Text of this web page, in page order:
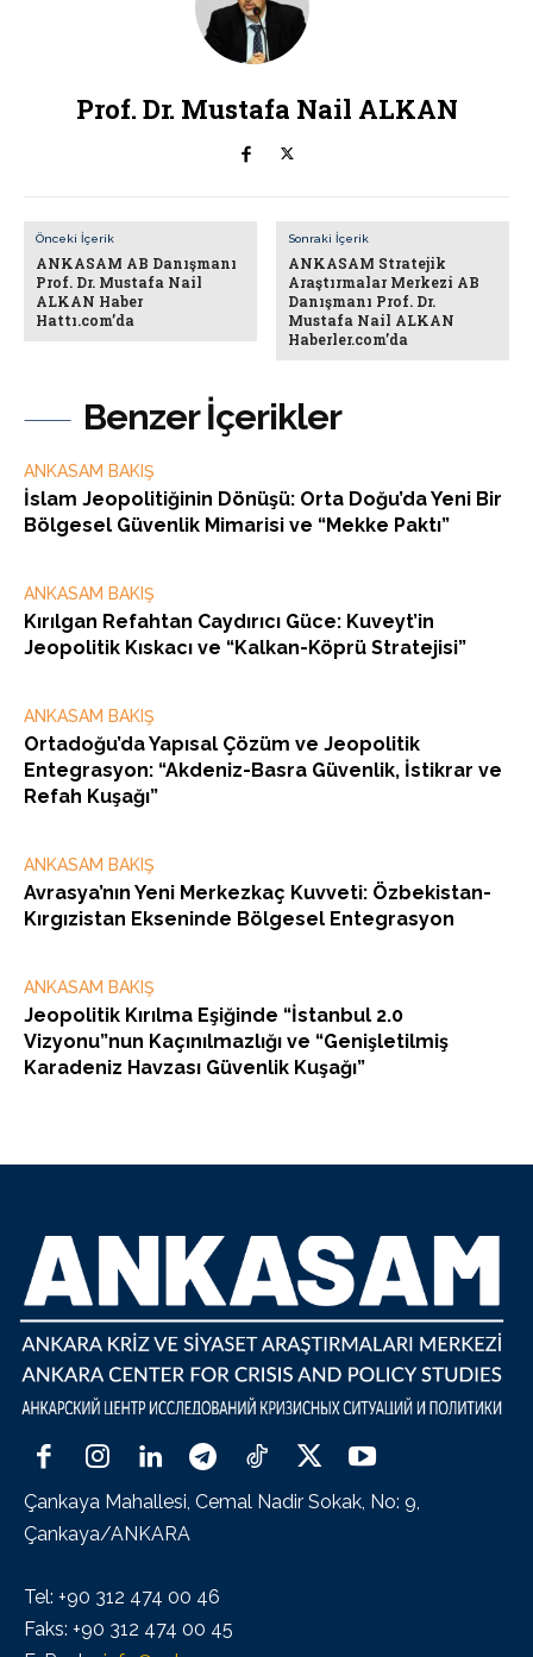
Benzer İçerikler
ANKASAM BAKIŞ
İslam Jeopolitiğinin Dönüşü: Orta Doğu’da Yeni Bir
Bölgesel Güvenlik Mimarisi ve “Mekke Paktı”
ANKASAM BAKIŞ
Kırılgan Refahtan Caydırıcı Güce: Kuveyt’in
Jeopolitik Kıskacı ve “Kalkan-Köprü Stratejisi”
ANKASAM BAKIŞ
Ortadoğu’da Yapısal Çözüm ve Jeopolitik
Entegrasyon: “Akdeniz-Basra Güvenlik, İstikrar ve
Refah Kuşağı”
ANKASAM BAKIŞ
Avrasya’nın Yeni Merkezkaç Kuvveti: Özbekistan-
Kırgızistan Ekseninde Bölgesel Entegrasyon
ANKASAM BAKIŞ
Jeopolitik Kırılma Eşiğinde “İstanbul 2.0
Vizyonu”nun Kaçınılmazlığı ve “Genişletilmiş
Karadeniz Havzası Güvenlik Kuşağı”
Prof. Dr. Mustafa Nail ALKAN
Önceki İçerik
ANKASAM AB Danışmanı
Prof. Dr. Mustafa Nail
ALKAN Haber
Hattı.com’da
Sonraki İçerik
ANKASAM Stratejik
Araştırmalar Merkezi AB
Danışmanı Prof. Dr.
Mustafa Nail ALKAN
Haberler.com’da
Çankaya Mahallesi, Cemal Nadir Sokak, No: 9,
Çankaya/ANKARA
Tel: +90 312 474 00 46
Faks: +90 312 474 00 45